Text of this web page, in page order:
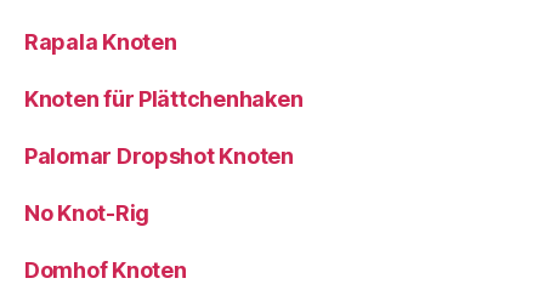
Rapala Knoten
Knoten für Plättchenhaken
Palomar Dropshot Knoten
No Knot-Rig
Domhof Knoten